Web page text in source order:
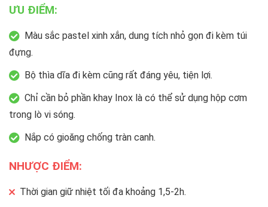
ƯU ĐIỂM:
Màu sắc pastel xinh xắn, dung tích nhỏ gọn đi kèm túi
đựng.
Bộ thìa dĩa đi kèm cũng rất đáng yêu, tiện lợi.
Chỉ cần bỏ phần khay Inox là có thể sử dụng hộp cơm
trong lò vi sóng.
Nắp có gioăng chống tràn canh.
NHƯỢC ĐIỂM:
Thời gian giữ nhiệt tối đa khoảng 1,5-2h.